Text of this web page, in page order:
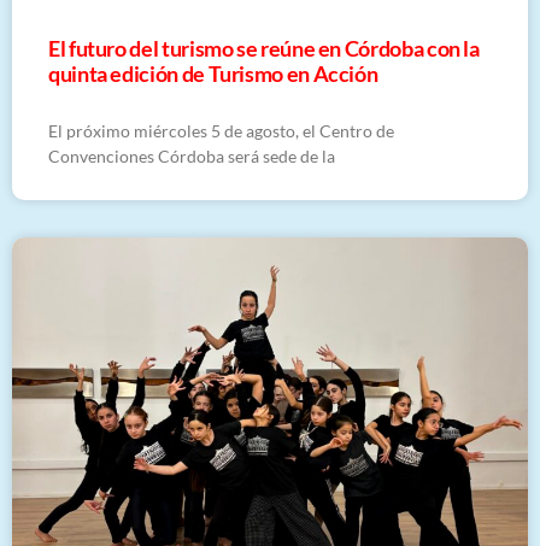
El futuro del turismo se reúne en Córdoba con la
quinta edición de Turismo en Acción
El próximo miércoles 5 de agosto, el Centro de
Convenciones Córdoba será sede de la